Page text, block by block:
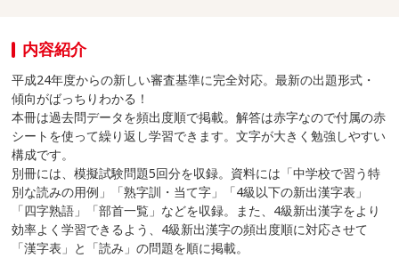
内容紹介
平成24年度からの新しい審査基準に完全対応。最新の出題形式・
傾向がばっちりわかる！
本冊は過去問データを頻出度順で掲載。解答は赤字なので付属の赤
シートを使って繰り返し学習できます。文字が大きく勉強しやすい
構成です。
別冊には、模擬試験問題5回分を収録。資料には「中学校で習う特
別な読みの用例」「熟字訓・当て字」「4級以下の新出漢字表」
「四字熟語」「部首一覧」などを収録。また、4級新出漢字をより
効率よく学習できるよう、4級新出漢字の頻出度順に対応させて
「漢字表」と「読み」の問題を順に掲載。